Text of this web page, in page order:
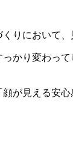
りにおいて
かり変わっ
が見える安